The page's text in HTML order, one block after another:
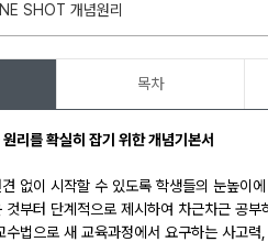
SHOT 개념원리
목차
리를 확실히 잡기 위한 개념기본서
없이 시작할 수 있도록 학생들의 눈높이
것부터 단계적으로 제시하여 차근차근 공
수법으로 새 교육과정에서 요구하는 사고